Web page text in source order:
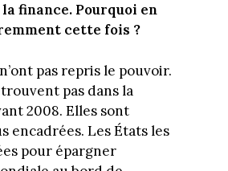
la finance. Pourquoi en
cette fois ?
pas repris le pouvoir.
pas dans la
2008. Elles sont
encadrées. Les États les
pour épargner